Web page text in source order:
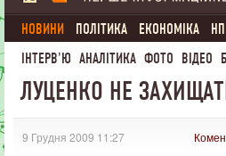
НОВИНИ ПОЛІТИКА ЕКОНОМІКА НП
ІНТЕРВ'Ю АНАЛІТИКА ФОТО ВІДЕО
ЛУЦЕНКО НЕ
9 Грудня 2009 11:27